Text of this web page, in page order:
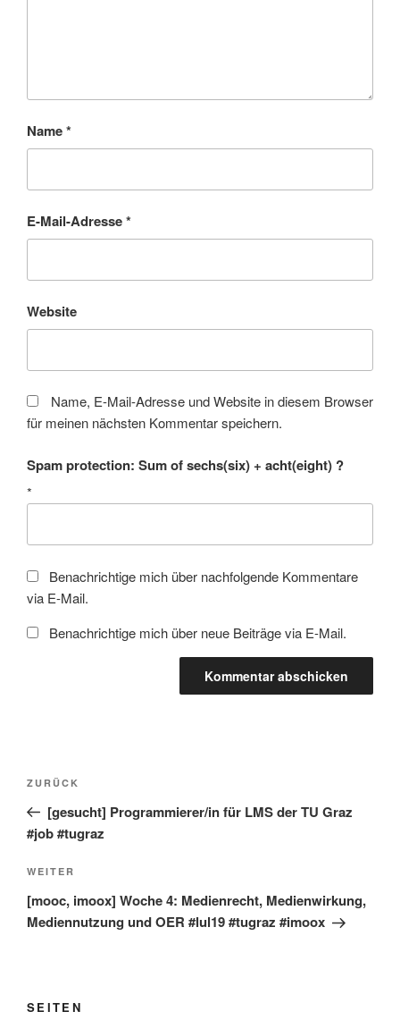
Name*
E-Mail-Adresse*
Website
Name, E-Mail-Adresse und Website in diesem Browser
für meinen nächsten Kommentar speichern.
Spam protection: Sum of sechs(six) + acht(eight) ?
*
Benachrichtige mich über nachfolgende Kommentare
via E-Mail.
Benachrichtige mich über neue Beiträge via E-Mail.
Beitragsnavigation
Vorheriger
Beitrag
ZURÜCK
[gesucht] Programmierer/in für LMS der TU Graz
#job #tugraz
Nächster
Beitrag
WEITER
[mooc, imoox] Woche 4: Medienrecht, Medienwirkung,
Mediennutzung und OER #lul19 #tugraz #imoox
SEITEN